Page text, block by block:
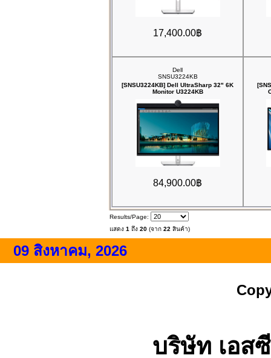
17,400.00฿
Dell
SNSU3224KB
[SNSU3224KB] Dell UltraSharp 32" 6K
Monitor U3224KB
84,900.00฿
Results/Page:
แสดง 1 ถึง 20 (จาก 22 สินค้า)
09 สิงหาคม, 2026
บริษัท เอส